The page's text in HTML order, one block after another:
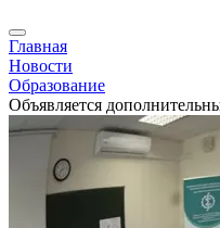
Главная
Новости
Образование
Объявляется